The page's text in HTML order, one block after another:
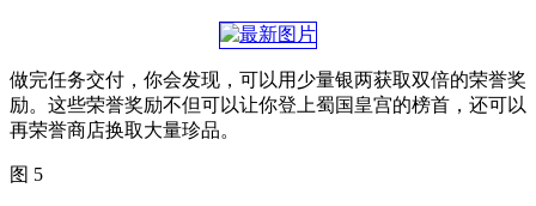
做完任务交付，你会发现，可以用少量银两获取双倍的荣誉奖
励。这些荣誉奖励不但可以让你登上蜀国皇宫的榜首，还可以
再荣誉商店换取大量珍品。
图 5